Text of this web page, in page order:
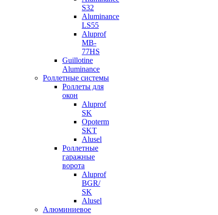
S32
Aluminance
LS55
Aluprof
MB-
77HS
Guillotine
Aluminance
Роллетные системы
Роллеты для
окон
Aluprof
SK
Opoterm
SKT
Alusel
Роллетные
гаражные
ворота
Aluprof
BGR/
SK
Alusel
Алюминиевое